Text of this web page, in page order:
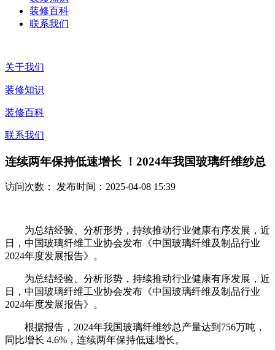
装修百科
联系我们
关于我们
装修知识
装修百科
联系我们
连续两年保持低速增长 ！2024年我国玻璃纤维纱总
访问次数： 发布时间：2025-04-08 15:39
为总结经验、分析形势，持续推动行业健康有序发展，近
日，中国玻璃纤维工业协会发布《中国玻璃纤维及制品行业
2024年度发展报告》。
为总结经验、分析形势，持续推动行业健康有序发展，近
日，中国玻璃纤维工业协会发布《中国玻璃纤维及制品行业
2024年度发展报告》。
根据报告，2024年我国玻璃纤维纱总产量达到756万吨，
同比增长 4.6%，连续两年保持低速增长。